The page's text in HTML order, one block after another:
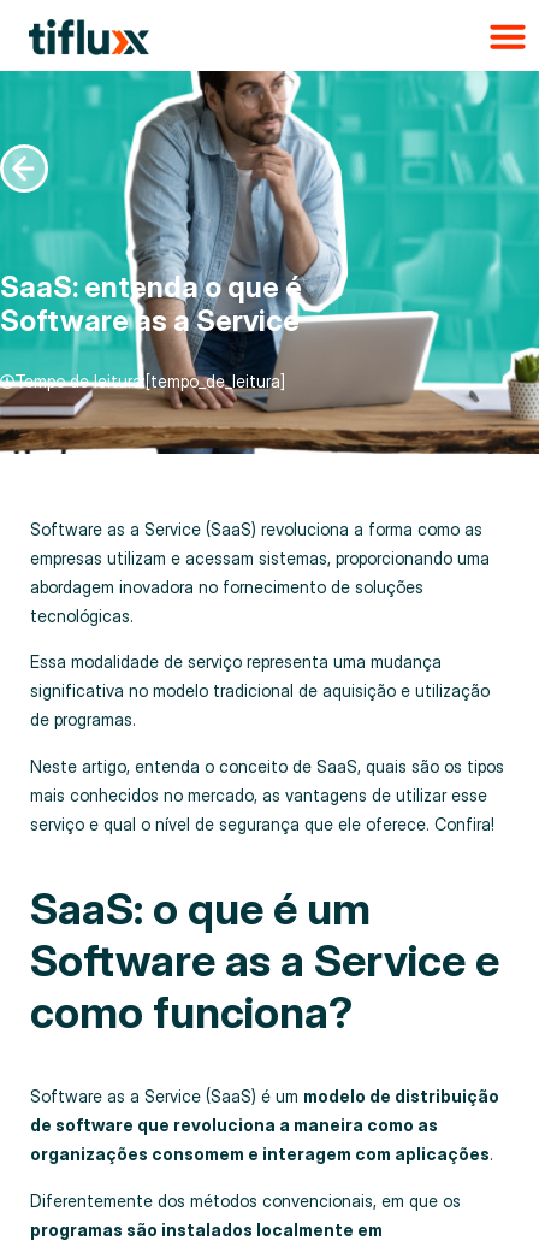
SaaS: entenda o que é
Software as a Service
Tempo de leitura:[tempo_de_leitura]
Software as a Service (SaaS) revoluciona a forma como as
empresas utilizam e acessam sistemas, proporcionando uma
abordagem inovadora no fornecimento de soluções
tecnológicas.
Essa modalidade de serviço representa uma mudança
significativa no modelo tradicional de aquisição e utilização
de programas.
Neste artigo, entenda o conceito de SaaS, quais são os tipos
mais conhecidos no mercado, as vantagens de utilizar esse
serviço e qual o nível de segurança que ele oferece. Confira!
SaaS: o que é um
Software as a Service e
como funciona?
Software as a Service (SaaS) é um modelo de distribuição
de software que revoluciona a maneira como as
organizações consomem e interagem com aplicações.
Diferentemente dos métodos convencionais, em que os
programas são instalados localmente em